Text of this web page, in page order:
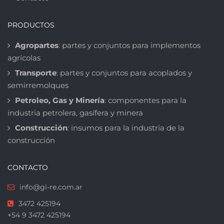
PRODUCTOS
Agropartes: partes y conjuntos para implementos
agrícolas
Transporte: partes y conjuntos para acoplados y
semirremolques
Petroleo, Gas y Minería: componentes para la
industria petrolera, gasífera y minera
Construcción: insumos para la industria de la
construcción
CONTACTO
info@gi-re.com.ar
3472 425194
+54 9 3472 425194